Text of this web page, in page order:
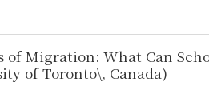
of Migration: What Can
of Toronto\, Canada)